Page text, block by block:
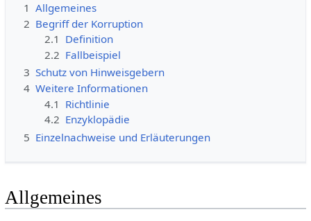
1 Allgemeines
2 Begriff der Korruption
2.1 Definition
2.2 Fallbeispiel
3 Schutz von Hinweisgebern
4 Weitere Informationen
4.1 Richtlinie
4.2 Enzyklopädie
5 Einzelnachweise und Erläuterungen
Allgemeines